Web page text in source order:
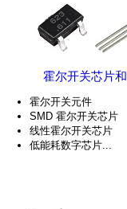
霍尔开关芯片
霍尔开关元件
SMD 霍尔开关芯片
线性霍尔开关芯片
低能耗数字芯片...